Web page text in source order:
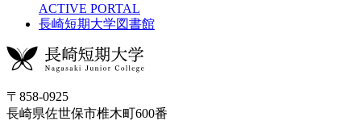
ACTIVE PORTAL
長崎短期大学図書館
〒858-0925
長崎県佐世保市椎木町600番